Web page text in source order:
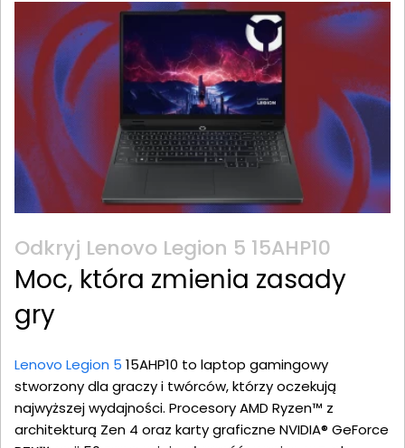
Odkryj Lenovo Legion 5 15AHP10
Moc, która zmienia zasady
gry
Lenovo Legion 5 15AHP10 to laptop gamingowy
stworzony dla graczy i twórców, którzy oczekują
najwyższej wydajności. Procesory AMD Ryzen™ z
architekturą Zen 4 oraz karty graficzne NVIDIA® GeForce